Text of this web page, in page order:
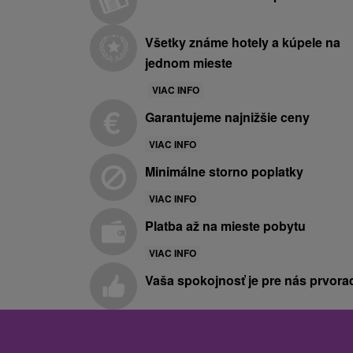
Všetky známe hotely a kúpele na
jednom mieste
VIAC INFO
Garantujeme najnižšie ceny
VIAC INFO
Minimálne storno poplatky
VIAC INFO
Platba až na mieste pobytu
VIAC INFO
Vaša spokojnosť je pre nás